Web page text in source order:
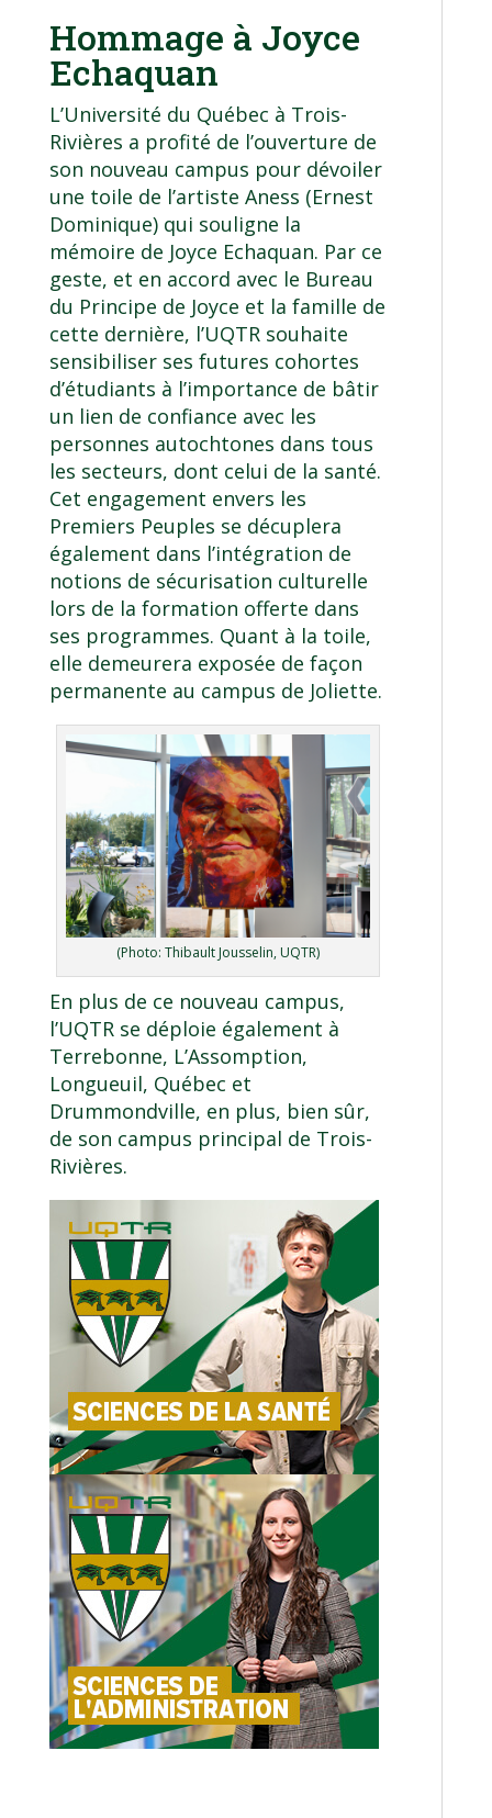
Hommage à Joyce
Echaquan
L’Université du Québec à Trois-
Rivières a profité de l’ouverture de
son nouveau campus pour dévoiler
une toile de l’artiste Aness (Ernest
Dominique) qui souligne la
mémoire de Joyce Echaquan. Par ce
geste, et en accord avec le Bureau
du Principe de Joyce et la famille de
cette dernière, l’UQTR souhaite
sensibiliser ses futures cohortes
d’étudiants à l’importance de bâtir
un lien de confiance avec les
personnes autochtones dans tous
les secteurs, dont celui de la santé.
Cet engagement envers les
Premiers Peuples se décuplera
également dans l’intégration de
notions de sécurisation culturelle
lors de la formation offerte dans
ses programmes. Quant à la toile,
elle demeurera exposée de façon
permanente au campus de Joliette.
(Photo: Thibault Jousselin, UQTR)
En plus de ce nouveau campus,
l’UQTR se déploie également à
Terrebonne, L’Assomption,
Longueuil, Québec et
Drummondville, en plus, bien sûr,
de son campus principal de Trois-
Rivières.